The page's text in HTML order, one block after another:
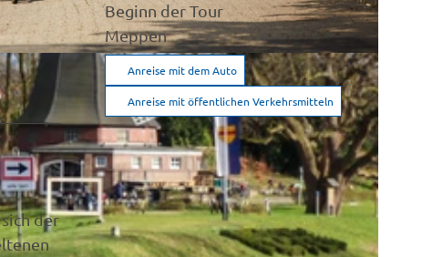
der
Beginn der Tour
Meppen
Anreise mit dem Auto
Anreise mit öffentlichen Verkehrsmitteln